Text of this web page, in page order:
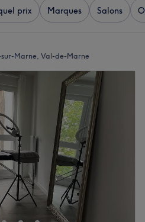
prix Marques Salons
Marne, Val-de-Marne